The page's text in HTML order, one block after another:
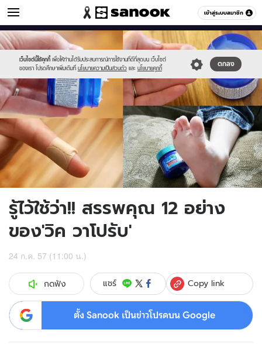
เข้าสู่ระบบสมาชิก
ผู้ชาย หมวดอื่นๆ
เว็บไซต์นี้ใช้คุกกี้ เพื่อให้ท่านได้รับประสบการณ์การใช้งานที่ดีที่สุดบน เว็บไซต์
ของเรา โปรดศึกษาเพิ่มเติมที่ นโยบายความเป็นส่วนตัว และ นโยบายคุกกี้
ตกลง
Sanook
//s.isanook.com/sr/0/images/logo-
new-
sanook.png
600
60
//s.isanook.com/me/0/ud/0/3225/vic.jpg
รู้ไว้ใช้ว่า!! สรรพคุณ 12 อย่าง
ของ′วิค วาโปรับ′
24 ก.ค. 57 (11:00 น.)
กดฟัง แชร์ Copy link
ตั้ง Sanook เป็นข่าวโปรดบน Google